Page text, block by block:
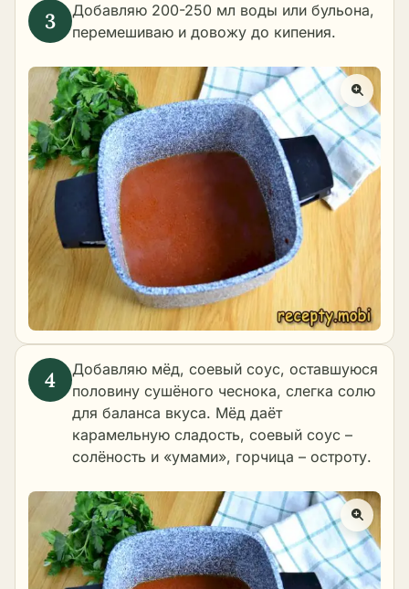
Добавляю 200-250 мл воды или бульона,
перемешиваю и довожу до кипения.
Добавляю мёд, соевый соус, оставшуюся
половину сушёного чеснока, слегка солю
для баланса вкуса. Мёд даёт
карамельную сладость, соевый соус –
солёность и «умами», горчица – остроту.